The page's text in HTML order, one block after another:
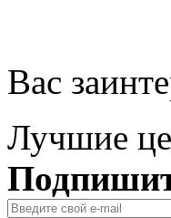
Вас
Лучшие